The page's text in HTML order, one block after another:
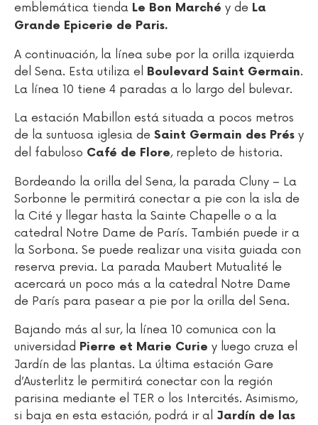
emblemática tienda Le Bon Marché y de La
Grande Epicerie de Paris.
A continuación, la línea sube por la orilla izquierda
del Sena. Esta utiliza el Boulevard Saint Germain.
La línea 10 tiene 4 paradas a lo largo del bulevar.
La estación Mabillon está situada a pocos metros
de la suntuosa iglesia de Saint Germain des Prés y
del fabuloso Café de Flore, repleto de historia.
Bordeando la orilla del Sena, la parada Cluny – La
Sorbonne le permitirá conectar a pie con la isla de
la Cité y llegar hasta la Sainte Chapelle o a la
catedral Notre Dame de París. También puede ir a
la Sorbona. Se puede realizar una visita guiada con
reserva previa. La parada Maubert Mutualité le
acercará un poco más a la catedral Notre Dame
de París para pasear a pie por la orilla del Sena.
Bajando más al sur, la línea 10 comunica con la
universidad Pierre et Marie Curie y luego cruza el
Jardín de las plantas. La última estación Gare
d’Austerlitz le permitirá conectar con la región
parisina mediante el TER o los Intercités. Asimismo,
si baja en esta estación, podrá ir al Jardín de las